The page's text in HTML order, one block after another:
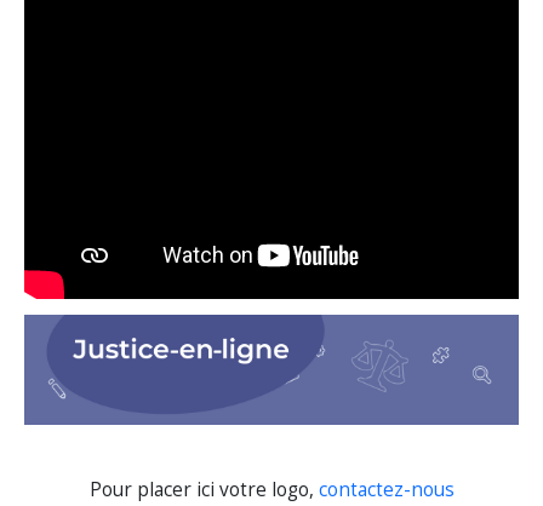
Pour placer ici votre logo, contactez-nous